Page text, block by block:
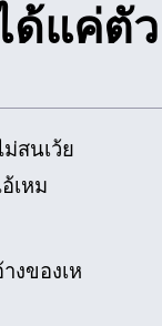
ด้แค่
สนเว้ย
เหม
งของเห